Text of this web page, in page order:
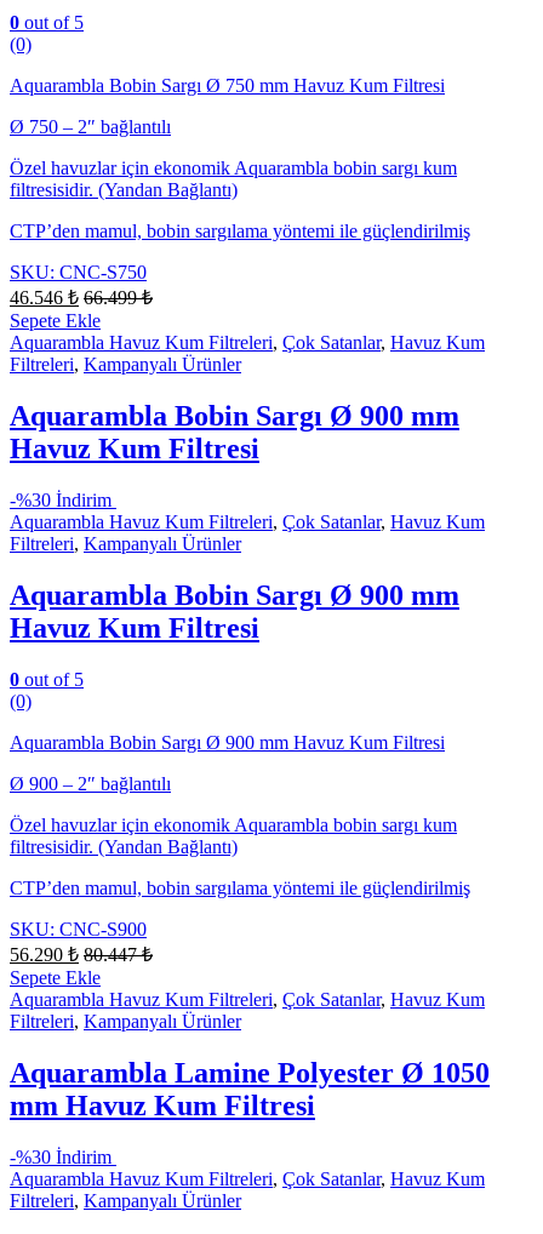
0 out of 5
(0)
Aquarambla Bobin Sargı Ø 750 mm Havuz Kum Filtresi
Ø 750 – 2″ bağlantılı
Özel havuzlar için ekonomik Aquarambla bobin sargı kum
filtresisidir. (Yandan Bağlantı)
CTP’den mamul, bobin sargılama yöntemi ile güçlendirilmiş
SKU: CNC-S750
46.546 ₺ 66.499₺
Sepete Ekle
Aquarambla Havuz Kum Filtreleri, Çok Satanlar, Havuz Kum
Filtreleri, Kampanyalı Ürünler
Aquarambla Bobin Sargı Ø 900 mm
Havuz Kum Filtresi
-%30 İndirim
Aquarambla Havuz Kum Filtreleri, Çok Satanlar, Havuz Kum
Filtreleri, Kampanyalı Ürünler
Aquarambla Bobin Sargı Ø 900 mm
Havuz Kum Filtresi
0 out of 5
(0)
Aquarambla Bobin Sargı Ø 900 mm Havuz Kum Filtresi
Ø 900 – 2″ bağlantılı
Özel havuzlar için ekonomik Aquarambla bobin sargı kum
filtresisidir. (Yandan Bağlantı)
CTP’den mamul, bobin sargılama yöntemi ile güçlendirilmiş
SKU: CNC-S900
56.290 ₺ 80.447₺
Sepete Ekle
Aquarambla Havuz Kum Filtreleri, Çok Satanlar, Havuz Kum
Filtreleri, Kampanyalı Ürünler
Aquarambla Lamine Polyester Ø 1050
mm Havuz Kum Filtresi
-%30 İndirim
Aquarambla Havuz Kum Filtreleri, Çok Satanlar, Havuz Kum
Filtreleri, Kampanyalı Ürünler